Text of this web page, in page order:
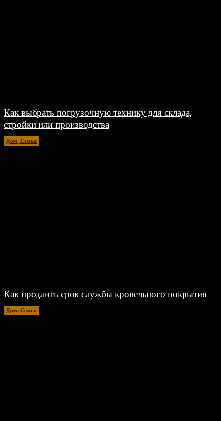
Как выбрать погрузочную технику для склада,
стройки или производства
Дом, Семья
Как продлить срок службы кровельного покрытия
Дом, Семья